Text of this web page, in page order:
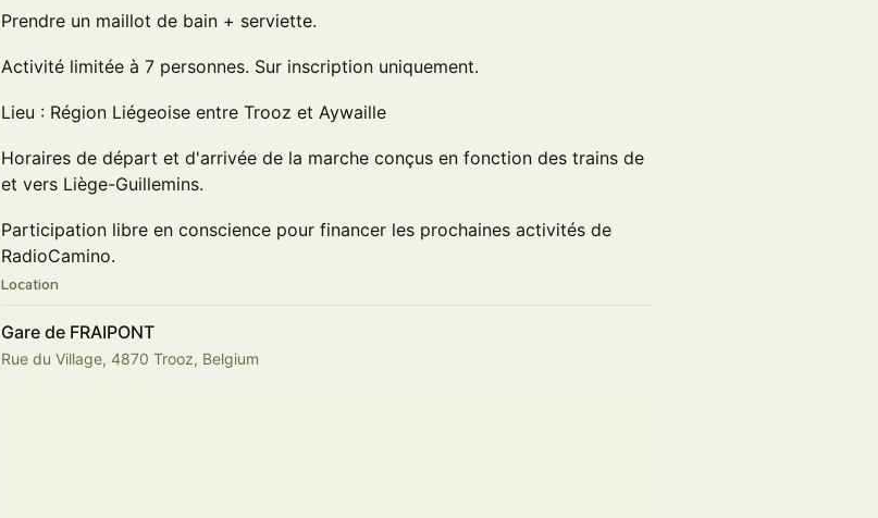
Prendre un maillot de bain + serviette.
Activité limitée à 7 personnes. Sur inscription uniquement.
Lieu : Région Liégeoise entre Trooz et Aywaille
Horaires de départ et d'arrivée de la marche conçus en fonction des trains de
et vers Liège-Guillemins.
Participation libre en conscience pour financer les prochaines activités de
RadioCamino.
Location
Gare de FRAIPONT
Rue du Village, 4870 Trooz, Belgium